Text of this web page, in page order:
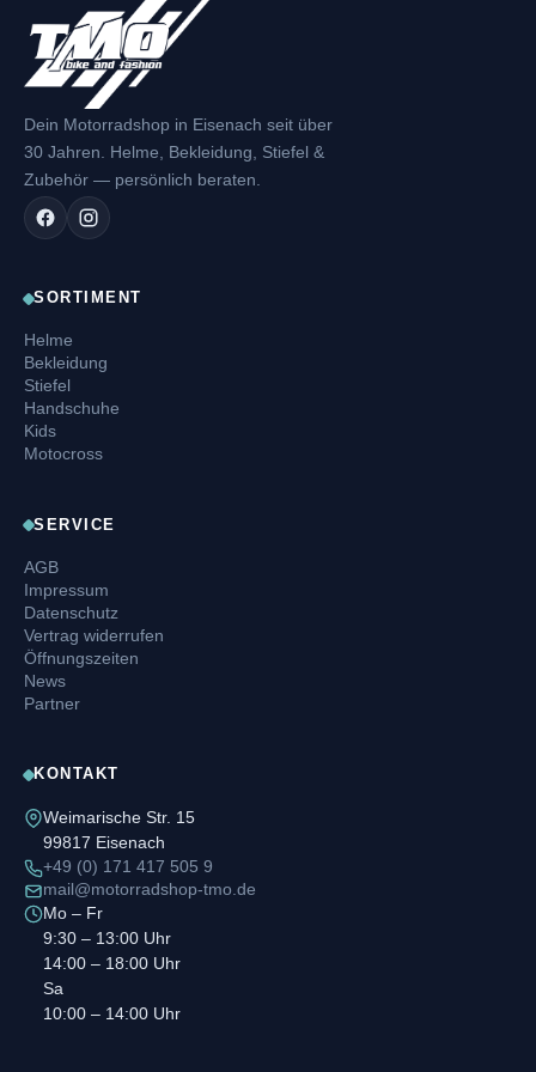
Dein Motorradshop in Eisenach seit über
30 Jahren. Helme, Bekleidung, Stiefel &
Zubehör — persönlich beraten.
SORTIMENT
Helme
Bekleidung
Stiefel
Handschuhe
Kids
Motocross
SERVICE
AGB
Impressum
Datenschutz
Vertrag widerrufen
Öffnungszeiten
News
Partner
KONTAKT
Weimarische Str. 15
99817 Eisenach
+49 (0) 171 417 505 9
mail@motorradshop-tmo.de
Mo – Fr
9:30 – 13:00 Uhr
14:00 – 18:00 Uhr
Sa
10:00 – 14:00 Uhr